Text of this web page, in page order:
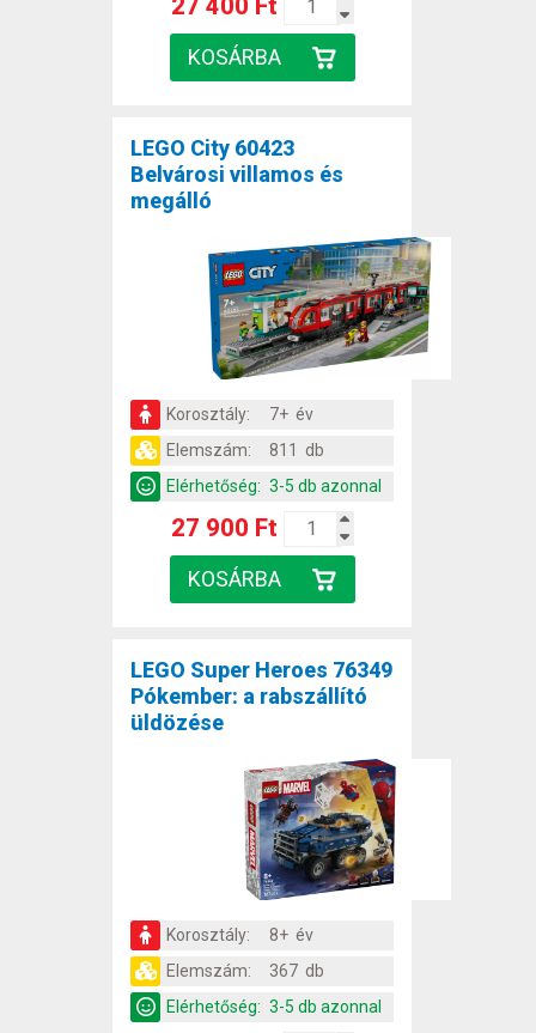
LEGO City 60423
Belvárosi villamos és
megálló
Korosztály:
7+ év
Elemszám:
811 db
Elérhetőség: 3-5 db azonnal
27 900 Ft
LEGO Super Heroes 76349
Pókember: a rabszállító
üldözése
Korosztály:
8+ év
Elemszám:
367 db
Elérhetőség: 3-5 db azonnal